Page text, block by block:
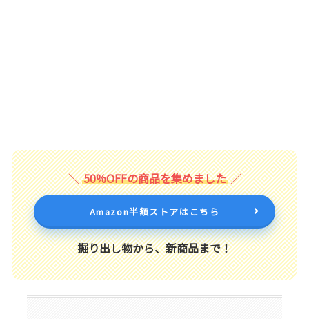
50%OFFの商品を集めました
Amazon半額ストアはこちら
掘り出し物から、新商品まで！